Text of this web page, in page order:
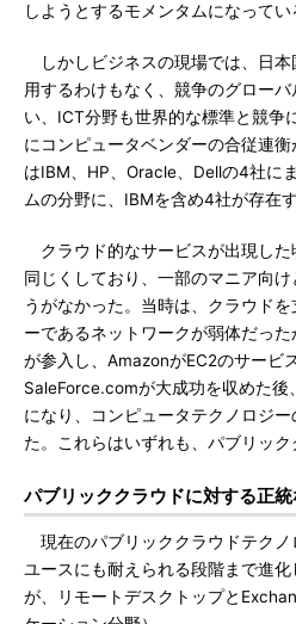
しようとするモメンタムになってい
しかしビジネスの現場では、日本
用するわけもなく、競争のグロー
い、ICT分野も世界的な標準と競争
にコンピュータベンダーの合従連
はIBM、HP、Oracle、Dellの4社に
ムの分野に、IBMを含め4社が存在
クラウド的なサービスが出現した
同じくしており、一部のマニア向
うがなかった。当時は、クラウド
ーであるネットワークが弱体だっ
が参入し、AmazonがEC2のサービ
SaleForce.comが大成功を収めた後
になり、コンピュータテクノロジ
た。これらはいずれも、パブリック
パブリッククラウドに対する正
現在のパブリッククラウドテクノ
ユースにも耐えられる段階まで進
が、リモートデスクトップと